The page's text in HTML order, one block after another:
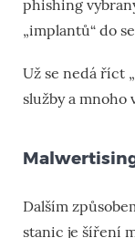
phishing
„implantů“ do
Už se nedá říct
služby a
Dalším
stanic je šíření